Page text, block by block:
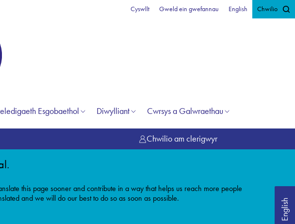
English
Cyswllt Gweld ein gwefannau English Chwilio
Esgobaethol Diwylliant Cwrsys a Galwraethau
Chwilio am clerigwyr
this page sooner and contribute in a way that helps us reach more people
and we will do our best to do so as soon as possible.